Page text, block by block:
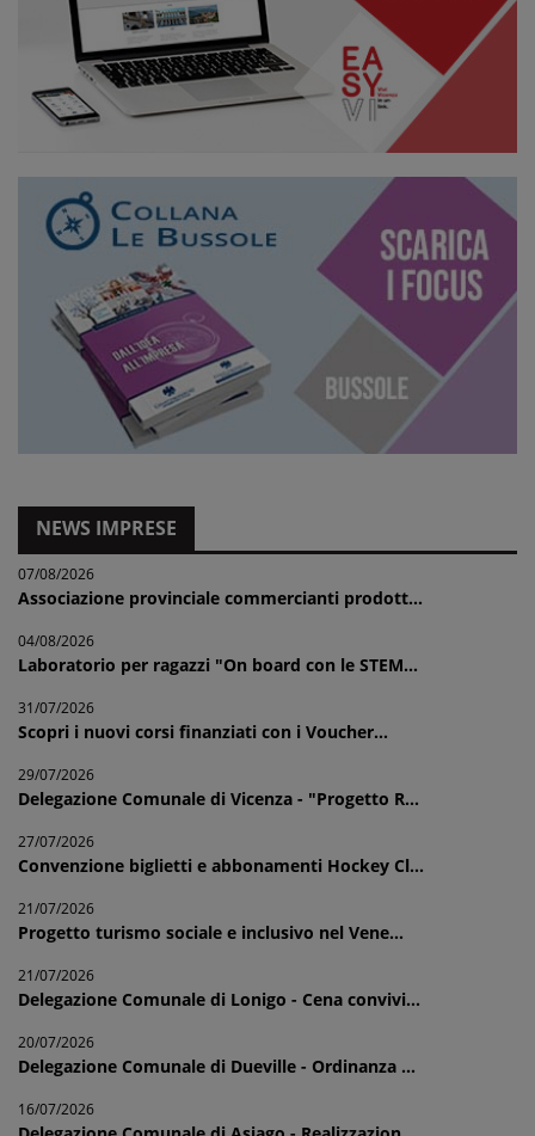
NEWS IMPRESE
07/08/2026
Associazione provinciale commercianti prodott...
04/08/2026
Laboratorio per ragazzi "On board con le STEM...
31/07/2026
Scopri i nuovi corsi finanziati con i Voucher...
29/07/2026
Delegazione Comunale di Vicenza - "Progetto R...
27/07/2026
Convenzione biglietti e abbonamenti Hockey Cl...
21/07/2026
Progetto turismo sociale e inclusivo nel Vene...
21/07/2026
Delegazione Comunale di Lonigo - Cena convivi...
20/07/2026
Delegazione Comunale di Dueville - Ordinanza ...
16/07/2026